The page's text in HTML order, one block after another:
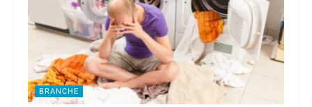
BRANCHE